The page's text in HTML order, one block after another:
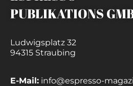
PUBLIKATIONS
Ludwigsplatz 32
94315 Straubing
E-Mail: info@espresso-